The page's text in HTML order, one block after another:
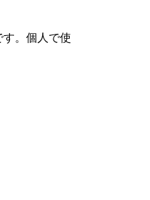
。個人で使